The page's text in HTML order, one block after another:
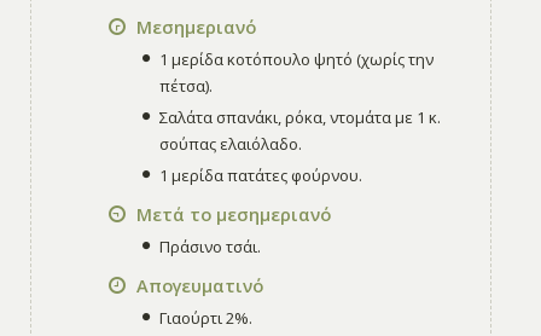
Μεσημεριανό
1 μερίδα κοτόπουλο ψητό (χωρίς την
πέτσα).
Σαλάτα σπανάκι, ρόκα, ντομάτα με 1 κ.
σούπας ελαιόλαδο.
1 μερίδα πατάτες φούρνου.
Μετά το μεσημεριανό
Πράσινο τσάι.
Απογευματινό
Γιαούρτι 2%.